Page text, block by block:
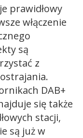
prawidłowy
włączenie
są
z
DAB+
się także
stacji,
są już w